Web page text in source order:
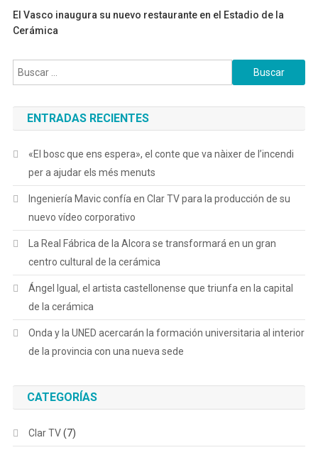
El Vasco inaugura su nuevo restaurante en el Estadio de la
Cerámica
Buscar:
ENTRADAS RECIENTES
«El bosc que ens espera», el conte que va nàixer de l’incendi
per a ajudar els més menuts
Ingeniería Mavic confía en Clar TV para la producción de su
nuevo vídeo corporativo
La Real Fábrica de la Alcora se transformará en un gran
centro cultural de la cerámica
Ángel Igual, el artista castellonense que triunfa en la capital
de la cerámica
Onda y la UNED acercarán la formación universitaria al interior
de la provincia con una nueva sede
CATEGORÍAS
Clar TV(7)